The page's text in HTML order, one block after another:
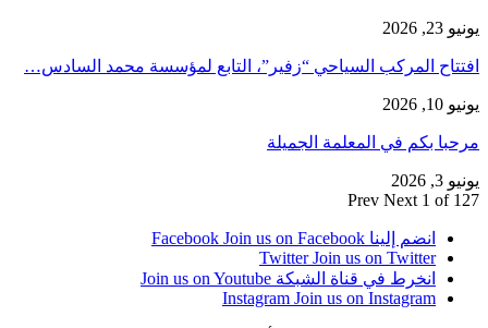
يونيو 23, 2026
افتتاح المركب السياحي “زفير”، التابع لمؤسسة محمد السادس…
يونيو 10, 2026
مرحبا بكم في المعلمة الجميلة
يونيو 3, 2026
Prev Next 1 of 127
انضم إلينا Facebook Join us on Facebook
Twitter Join us on Twitter
انخرط في قناة الشبكة Join us on Youtube
Instagram Join us on Instagram